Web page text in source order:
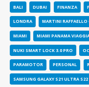
BALI DUBAI FINANZA
LONDRA MARTINI
MIAMI MIAMI PANAMA
NUKI SMART LOCK 3.0 PRO
PARAMOTOR PERSONAL
SAMSUNG GALAXY S21 ULTRA